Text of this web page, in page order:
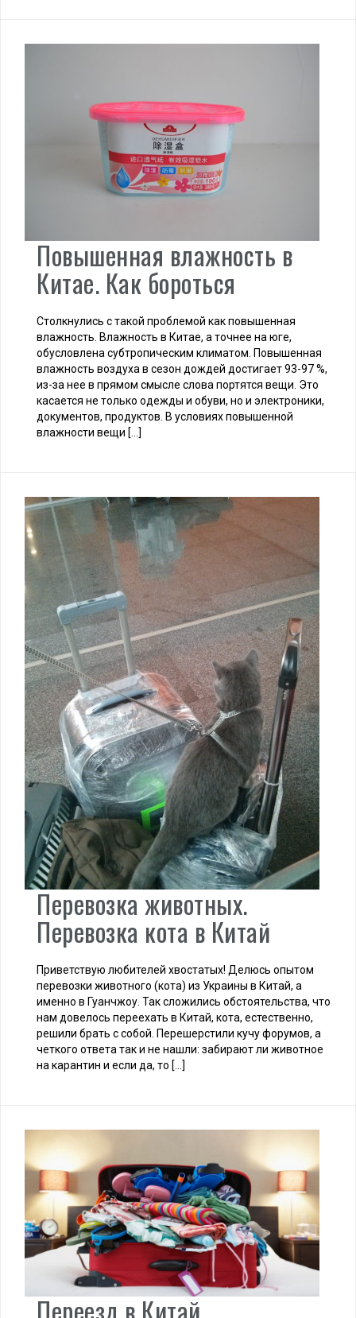
Повышенная влажность в
Китае. Как бороться
Столкнулись с такой проблемой как повышенная
влажность. Влажность в Китае, а точнее на юге,
обусловлена субтропическим климатом. Повышенная
влажность воздуха в сезон дождей достигает 93-97 %,
из-за нее в прямом смысле слова портятся вещи. Это
касается не только одежды и обуви, но и электроники,
документов, продуктов. В условиях повышенной
влажности вещи […]
Перевозка животных.
Перевозка кота в Китай
Приветствую любителей хвостатых! Делюсь опытом
перевозки животного (кота) из Украины в Китай, а
именно в Гуанчжоу. Так сложились обстоятельства, что
нам довелось переехать в Китай, кота, естественно,
решили брать с собой. Перешерстили кучу форумов, а
четкого ответа так и не нашли: забирают ли животное
на карантин и если да, то […]
Переезд в Китай